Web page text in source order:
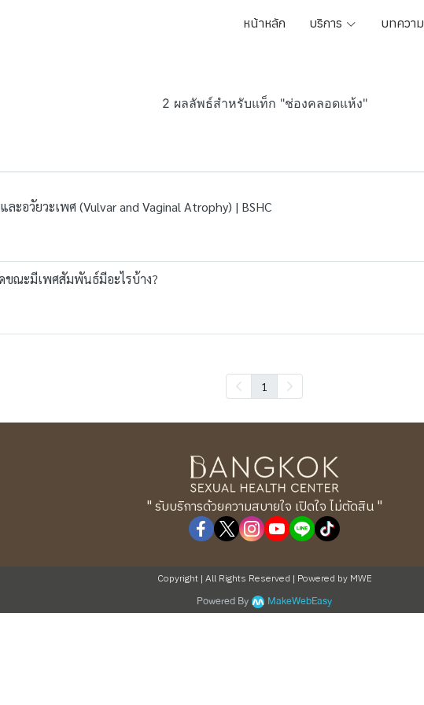
หน้าหลัก บริการ บทความ
2 ผลลัพธ์สำหรับแท็ก "ช่องคลอดแห้ง"
ะอวัยวะเพศ (Vulvar and Vaginal Atrophy) | BSHC
ขณะมีเพศสัมพันธ์มีอะไรบ้าง?
1
" รับบริการด้วยความสบายใจ เปิดใจ ไม่ตัดสิน "
Copyright | All Rights Reserved | Powered by MWE
Powered By MakeWebEasy